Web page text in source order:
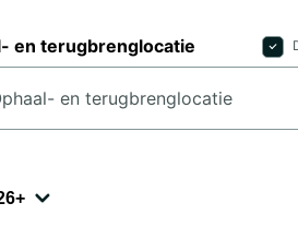
en terugbrenglocatie